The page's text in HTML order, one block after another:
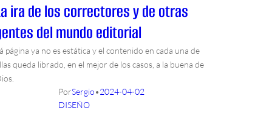
ira de los correctores y de otras
del mundo editorial
página ya no es estática y el contenido en cada una de
queda librado, en el mejor de los casos, a la buena de
PorSergio•2024-04-02
DISEÑO